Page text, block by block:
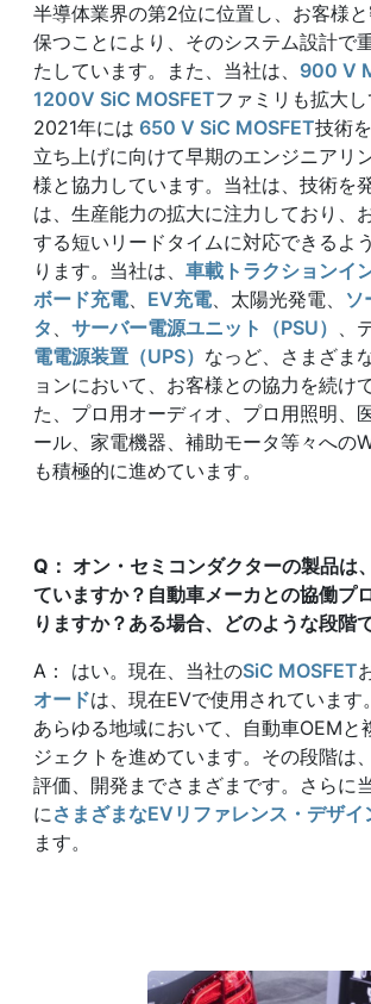
半導体業界の第2位に位置し、お客様
保つことにより、そのシステム設計で
たしています。また、当社は、 900 V
1200V SiC MOSFETファミリも拡大し
2021年には 650 V SiC MOSFET技術
立ち上げに向けて早期のエンジニアリ
様と協力しています。当社は、技術を
は、生産能力の拡大に注力しており、
する短いリードタイムに対応できるよ
ります。当社は、 車載トラクションイ
ボード充電、 EV充電、太陽光発電、 ソ
タ 、 サーバー電源ユニット（PSU） 、
電電源装置（UPS） なっど、さまざま
ョンにおいて、お客様との協力を続け
た、プロ用オーディオ、プロ用照明、
ール、家電機器、補助モータ等々への
も積極的に進めています。
Q ： オン・セミコンダクターの製品は、
ていますか？自動車メーカとの協働プ
りますか？ある場合、どのような段階
A： はい。現在、当社のSiC MOSFET
オードは、現在EVで使用されています
あらゆる地域において、自動車OEMと
ジェクトを進めています。その段階は
評価、開発までさまざまです。さらに
にさまざまなEVリファレンス・デザイ
ます。